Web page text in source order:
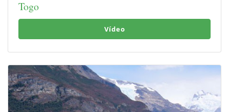
Togo
Vídeo